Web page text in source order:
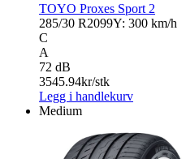
TOYO Proxes Sport 2
285/30 R2099Y: 300 km/h
C
A
72 dB
3545.94kr/stk
Legg i handlekurv
Medium